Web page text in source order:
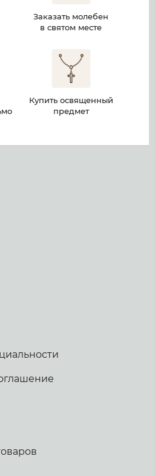
Заказать молебен
в святом месте
Купить освященный
предмет